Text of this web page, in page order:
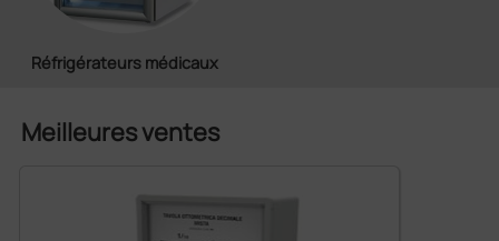
Réfrigérateurs médicaux
Meilleures ventes